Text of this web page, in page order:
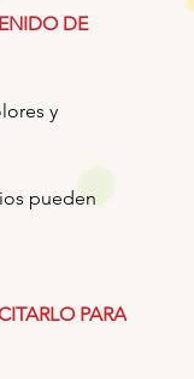
DE
y
pueden
PARA